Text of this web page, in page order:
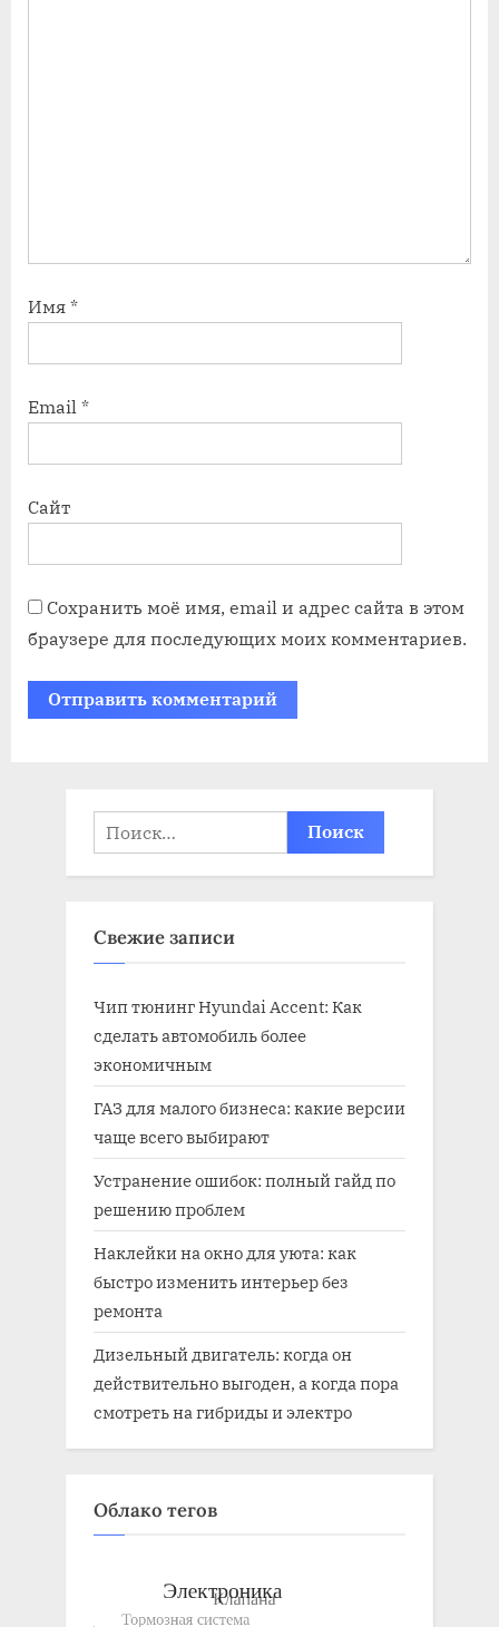
Имя *
Email *
Сайт
Сохранить моё имя, email и адрес сайта в этом
браузере для последующих моих комментариев.
Найти:
Свежие записи
Чип тюнинг Hyundai Accent: Как
сделать автомобиль более
экономичным
ГАЗ для малого бизнеса: какие версии
чаще всего выбирают
Устранение ошибок: полный гайд по
решению проблем
Наклейки на окно для уюта: как
быстро изменить интерьер без
ремонта
Дизельный двигатель: когда он
действительно выгоден, а когда пора
смотреть на гибриды и электро
Облако тегов